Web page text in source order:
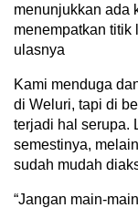
menunjukkan ada
menempatkan titik
ulasnya
Kami menduga
di Weluri, tapi di
terjadi hal serupa.
semestinya,
sudah mudah
“Jangan main-